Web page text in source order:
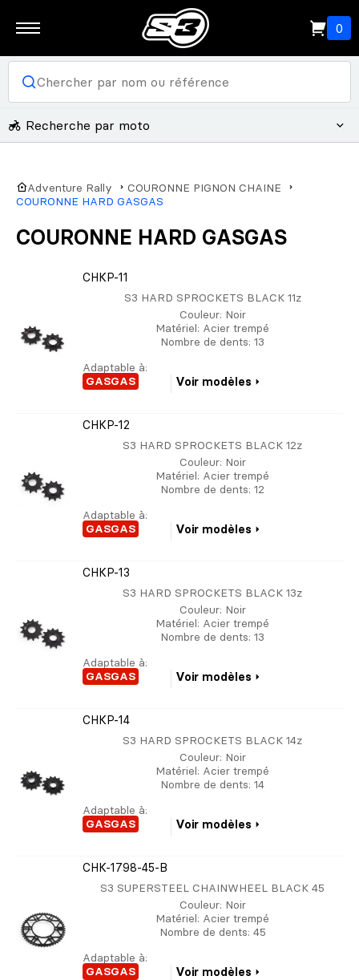
0
Recherche par moto
Adventure Rally
COURONNE PIGNON CHAINE
COURONNE HARD GASGAS
COURONNE HARD GASGAS
CHKP-11
S3 HARD SPROCKETS BLACK 11z
Couleur: Noir
Matériel: Acier trempé
Nombre de dents: 13
Adaptable à:
GASGAS
Voir modèles
CHKP-12
S3 HARD SPROCKETS BLACK 12z
Couleur: Noir
Matériel: Acier trempé
Nombre de dents: 12
Adaptable à:
GASGAS
Voir modèles
CHKP-13
S3 HARD SPROCKETS BLACK 13z
Couleur: Noir
Matériel: Acier trempé
Nombre de dents: 13
Adaptable à:
GASGAS
Voir modèles
CHKP-14
S3 HARD SPROCKETS BLACK 14z
Couleur: Noir
Matériel: Acier trempé
Nombre de dents: 14
Adaptable à:
GASGAS
Voir modèles
CHK-1798-45-B
S3 SUPERSTEEL CHAINWHEEL BLACK 45
Couleur: Noir
Matériel: Acier trempé
Nombre de dents: 45
Adaptable à:
GASGAS
Voir modèles